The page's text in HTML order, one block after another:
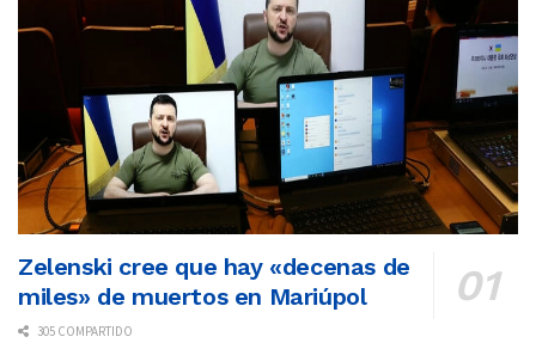
Zelenski cree que hay «decenas de
miles» de muertos en Mariúpol
305 COMPARTIDO